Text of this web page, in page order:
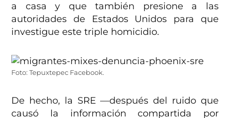
a casa y que también presione a las
autoridades de Estados Unidos para que
investigue este triple homicidio.
Foto: Tepuxtepec Facebook.
De hecho, la SRE —después del ruido que
causó la información compartida por